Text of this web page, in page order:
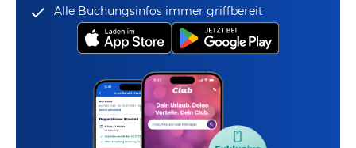
Alle Buchungsinfos immer griffbereit